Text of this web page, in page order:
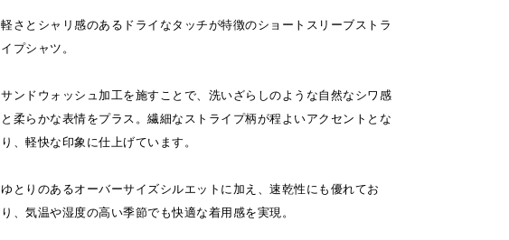
軽さとシャリ感のあるドライなタッチが特徴のショートスリーブストラ
イプシャツ。
サンドウォッシュ加工を施すことで、洗いざらしのような自然なシワ感
と柔らかな表情をプラス。繊細なストライプ柄が程よいアクセントとな
り、軽快な印象に仕上げています。
ゆとりのあるオーバーサイズシルエットに加え、速乾性にも優れてお
り、気温や湿度の高い季節でも快適な着用感を実現。